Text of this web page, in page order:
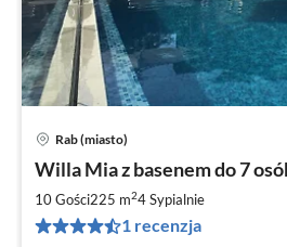
Rab (miasto)
Willa Mia z basenem do 7
10 Gości225 m24Sypialnie
1 recenzja